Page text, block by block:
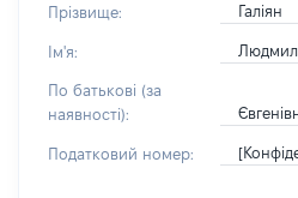
Прізвище: Галіян
Ім'я:
По батькові (за
наявності):
Податковий номер: